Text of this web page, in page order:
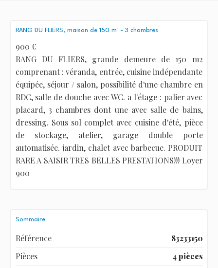
RANG DU FLIERS, maison de 150 m² - 3 chambres
900 €
RANG DU FLIERS, grande demeure de 150 m2
comprenant : véranda, entrée, cuisine indépendante
équipée, séjour / salon, possibilité d'une chambre en
RDC, salle de douche avec WC. a l'étage : palier avec
placard, 3 chambres dont une avec salle de bains,
dressing. Sous sol complet avec cuisine d'été, pièce
de stockage, atelier, garage double porte
automatisée. jardin, chalet avec barbecue. PRODUIT
RARE A SAISIR TRES BELLES PRESTATIONS!!! Loyer
900
Sommaire
Référence
83233150
Pièces
4 pièces